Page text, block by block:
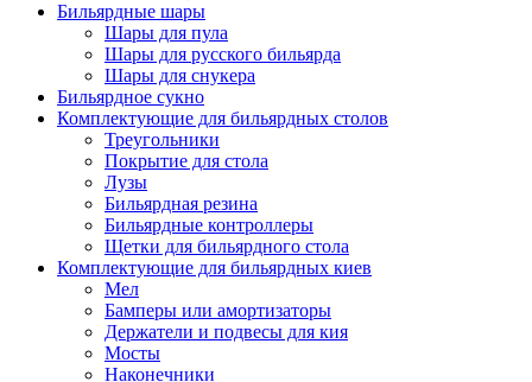
Бильярдные шары
Шары для пула
Шары для русского бильярда
Шары для снукера
Бильярдное сукно
Комплектующие для бильярдных столов
Треугольники
Покрытие для стола
Лузы
Бильярдная резина
Бильярдные контроллеры
Щетки для бильярдного стола
Комплектующие для бильярдных киев
Мел
Бамперы или амортизаторы
Держатели и подвесы для кия
Мосты
Наконечники